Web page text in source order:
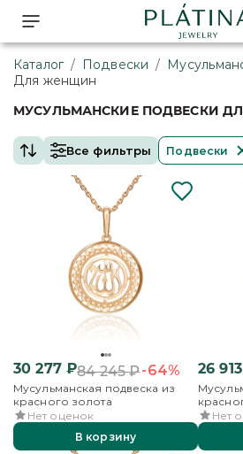
Каталог / Подвески /
Для женщин
МУСУЛЬМАНСКИЕ ПОДВЕСКИ
Все фильтры Подвески
30 277₽84 245₽-64%
Мусульманская подвеска из
красного золота
Нет оценок
В корзину
26 913
Нет